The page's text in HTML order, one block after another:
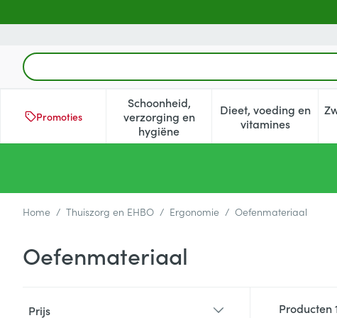
Product, merk, categorie...
Promoties
Schoonheid,
verzorging en
hygiëne
Toon submenu voor Schoonheid,
Dieet, voeding en
vitamines
Toon
Home / Thuiszorg en EHBO / Ergonomie / Oefenmateriaal
Oefenmateriaal
Prijs
Producten